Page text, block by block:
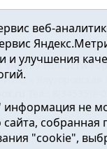
знает / Новости
« Ялуторовская
ЭЛ № ФС 77-
веб-
и улучшения
не
"cookie",